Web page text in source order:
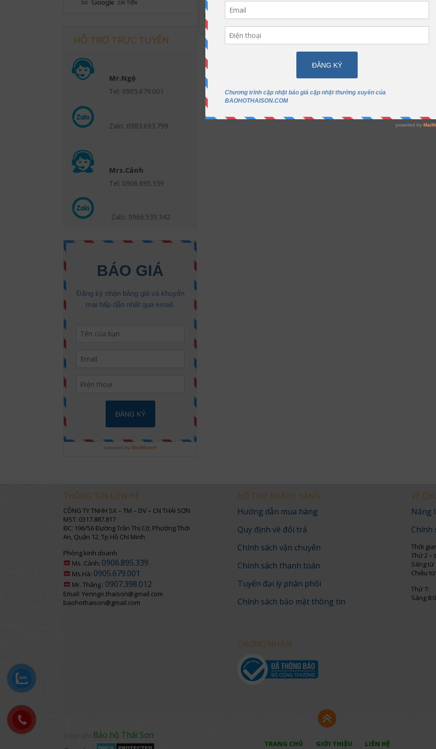
Hãy liên hệ Thái Sơn để nhận tư vấn và báo giá
HỖ TRỢ TRỰC TUYẾN
Mr.Ngộ
Tel: 0905.679.001
Zalo: 0983.693.799
Mrs.Cảnh
Tel: 0906.895.339
Zalo: 0966.539.342
THÔNG TIN LIÊN HỆ
CÔNG TY TNHH SX – TM – DV – CN THÁI SƠN
MST: 0317.887.817
ĐC: 196/56 Đường Trần Thị Cờ, Phường Thới
An, Quận 12, Tp Hồ Chí Minh
Phòng kinh doanh
Ms. Cảnh: 0906.895.339
Ms.Hà: 0905.679.001
Mr. Thắng : 0907.398.012
Email: Yenngo.thaison@gmail.com
baohothaison@gmail.com
HỖ TRỢ KHÁCH HÀNG
Hướng dẫn mua hàng
Quy định về đổi trả
Chính sách vận chuyển
Chính sách thanh toán
Tuyển đại lý phân phối
Chính sách bảo mật thông tin
CHỨNG NHẬN
VỀ
Năng
Chính
Thời
Thứ 2 –
Sáng từ
Chiều
Thứ 7:
Sáng
Bảo hộ Thái Sơn
TRANG CHỦ GIỚI THIỆU LIÊN HỆ